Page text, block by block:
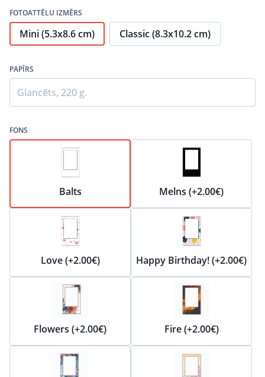
FOTOATTĒLU IZMĒRS
Mini (5.3x8.6 cm) Classic (8.3x10.2 cm)
PAPĪRS
Glancēts, 220 g.
FONS
Balts Melns (+2.00€)
Love (+2.00€) Happy Birthday! (+2.00€)
Flowers (+2.00€) Fire (+2.00€)